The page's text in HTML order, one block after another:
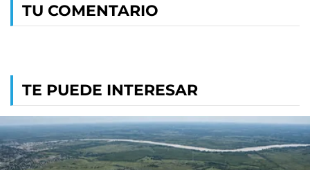
TU COMENTARIO
TE PUEDE INTERESAR